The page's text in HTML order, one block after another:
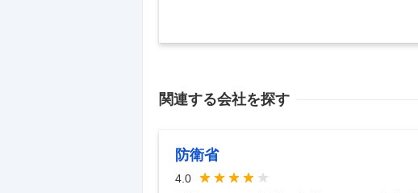
関連する会社を探す
防衛省
4.0